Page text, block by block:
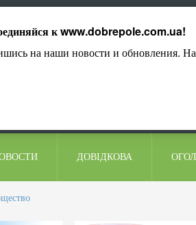
ДОВІДКОВА
кwww.dobrepole.com.ua!
на наши новости и обновления.